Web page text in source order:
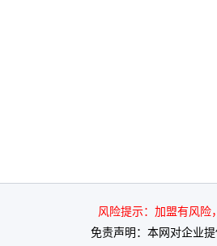
风险提示：加盟有风险
免责声明：本网对企业